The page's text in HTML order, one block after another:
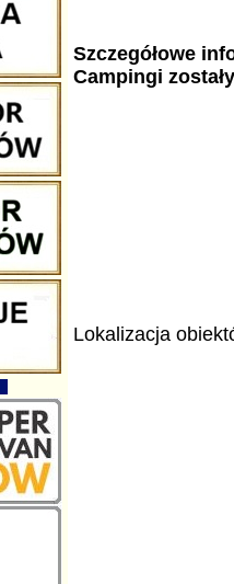
Szczegółowe
Campingi
Lokalizacja